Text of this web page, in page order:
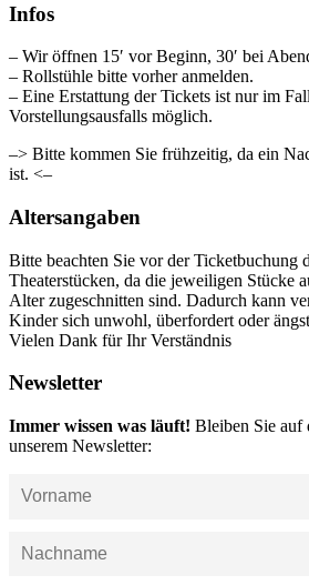
Infos
– Wir öffnen 15′ vor Beginn, 30′ bei
– Rollstühle bitte vorher anmelden.
– Eine Erstattung der Tickets ist nur im
Vorstellungsausfalls möglich.
–> Bitte kommen Sie frühzeitig, da ein
ist. <–
Altersangaben
Bitte beachten Sie vor der Ticketbuchung
Theaterstücken, da die jeweiligen Stücke
Alter zugeschnitten sind. Dadurch kann
Kinder sich unwohl, überfordert oder
Vielen Dank für Ihr Verständnis
Newsletter
Immer wissen was läuft! Bleiben Sie auf
unserem Newsletter: